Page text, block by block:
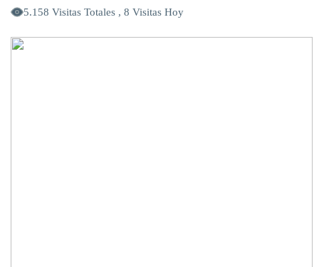
5.158 Visitas Totales , 8 Visitas Hoy